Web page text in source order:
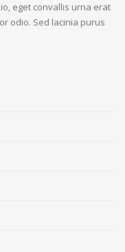
eget convallis urna erat
odio. Sed lacinia purus